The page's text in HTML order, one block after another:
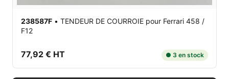
238587F • TENDEUR DE COURROIE pour Ferrari 458 /
F12
77,92 € HT ● 3 en stock